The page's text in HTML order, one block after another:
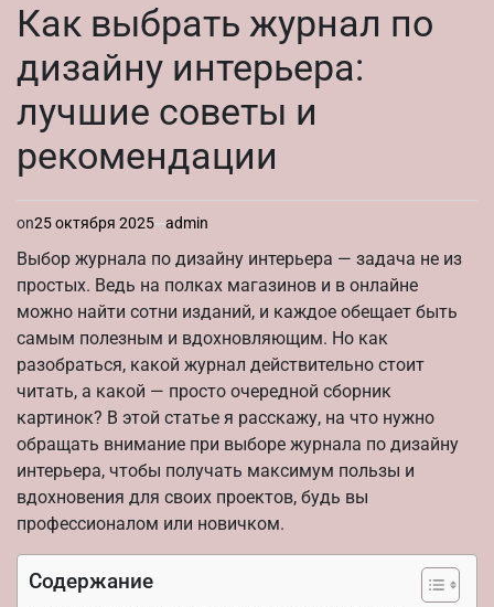
Как выбрать журнал по
дизайну интерьера:
лучшие советы и
рекомендации
on25 октября 2025 admin
Выбор журнала по дизайну интерьера — задача не из
простых. Ведь на полках магазинов и в онлайне
можно найти сотни изданий, и каждое обещает быть
самым полезным и вдохновляющим. Но как
разобраться, какой журнал действительно стоит
читать, а какой — просто очередной сборник
картинок? В этой статье я расскажу, на что нужно
обращать внимание при выборе журнала по дизайну
интерьера, чтобы получать максимум пользы и
вдохновения для своих проектов, будь вы
профессионалом или новичком.
Содержание